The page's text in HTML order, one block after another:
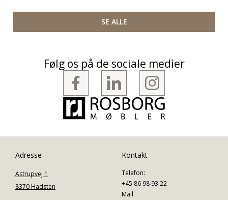
SE ALLE
Følg os på de sociale medier
Adresse
Astrupvej 1
8370 Hadsten
Kontakt
Telefon:
+45 86 98 93 22
Mail: